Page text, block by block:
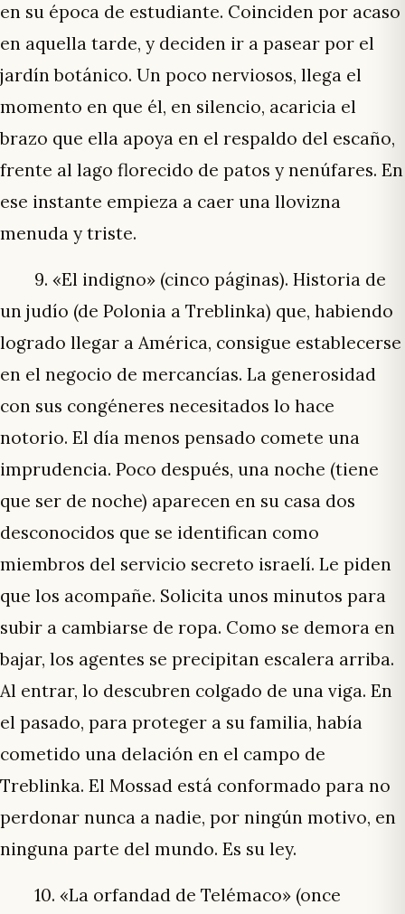
en su época de estudiante. Coinciden por acaso
en aquella tarde, y deciden ir a pasear por el
jardín botánico. Un poco nerviosos, llega el
momento en que él, en silencio, acaricia el
brazo que ella apoya en el respaldo del escaño,
frente al lago florecido de patos y nenúfares. En
ese instante empieza a caer una llovizna
menuda y triste.
9. «El indigno» (cinco páginas). Historia de
un judío (de Polonia a Treblinka) que, habiendo
logrado llegar a América, consigue establecerse
en el negocio de mercancías. La generosidad
con sus congéneres necesitados lo hace
notorio. El día menos pensado comete una
imprudencia. Poco después, una noche (tiene
que ser de noche) aparecen en su casa dos
desconocidos que se identifican como
miembros del servicio secreto israelí. Le piden
que los acompañe. Solicita unos minutos para
subir a cambiarse de ropa. Como se demora en
bajar, los agentes se precipitan escalera arriba.
Al entrar, lo descubren colgado de una viga. En
el pasado, para proteger a su familia, había
cometido una delación en el campo de
Treblinka. El Mossad está conformado para no
perdonar nunca a nadie, por ningún motivo, en
ninguna parte del mundo. Es su ley.
10. «La orfandad de Telémaco» (once